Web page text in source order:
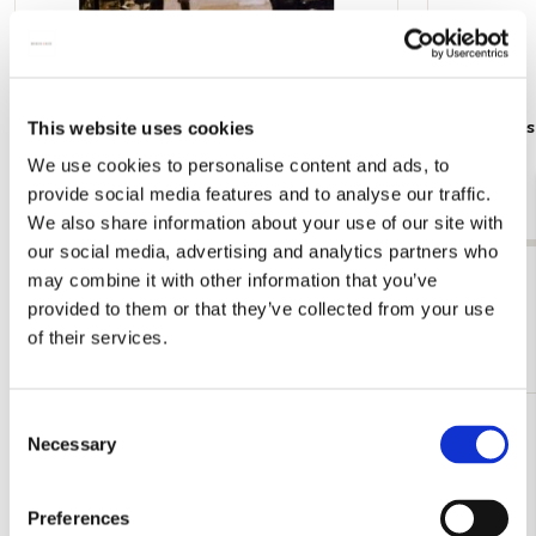
This website uses cookies
We use cookies to personalise content and ads, to
provide social media features and to analyse our traffic.
We also share information about your use of our site with
our social media, advertising and analytics partners who
may combine it with other information that you’ve
provided to them or that they’ve collected from your use
of their services.
Selection
Necessary
Preferences
Poster: Frans Koppelaar, Tichelstraat
€ 9,99
Poster:
€ 9,99
Bekijk alles van Cadeau voor hem
Meer van Schilderkunst
Toevoegen